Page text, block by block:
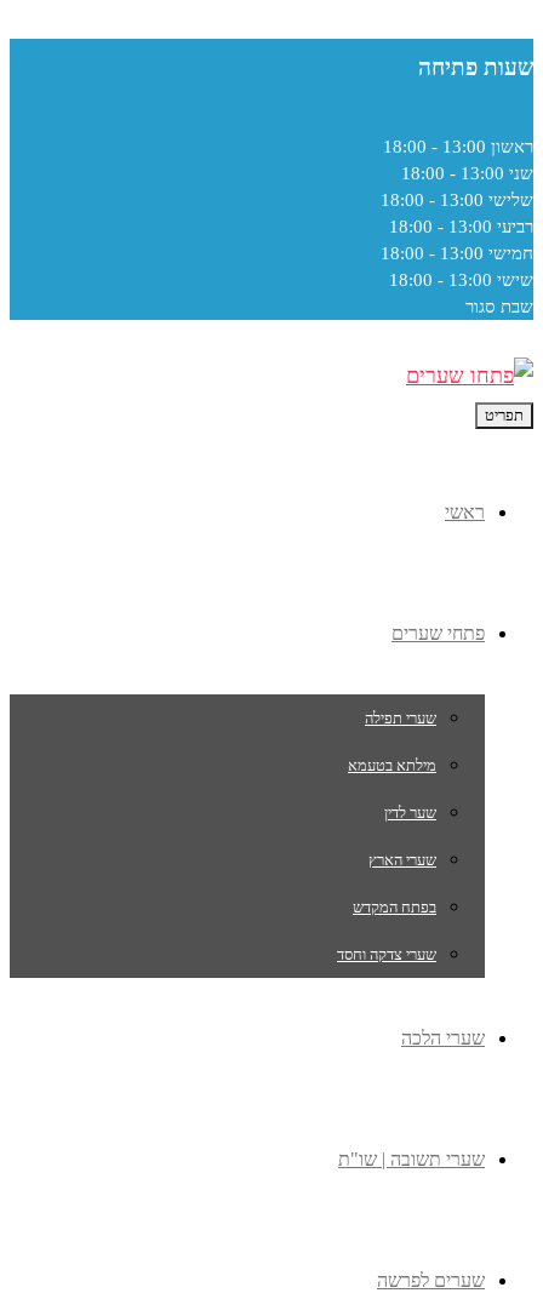
שעות פתיחה
ראשון 13:00 - 18:00
שני 13:00 - 18:00
שלישי 13:00 - 18:00
רביעי 13:00 - 18:00
חמישי 13:00 - 18:00
שישי 13:00 - 18:00
שבת סגור
תפריט
ראשי
פתחי שערים
שערי תפילה
מילתא בטעמא
שער לדין
שערי הארץ
בפתח המקדש
שערי צדקה וחסד
שערי הלכה
שערי תשובה | שו"ת
שערים לפרשה